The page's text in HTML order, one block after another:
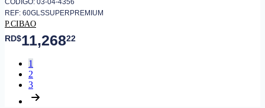
REF: 60GLSSUPERPREMIUM
P.CIBAO
RD$11,26822
1
2
3